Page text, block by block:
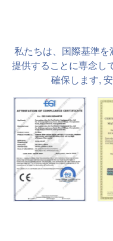
私たちは、国際基準を
提供することに専念し
確保します,